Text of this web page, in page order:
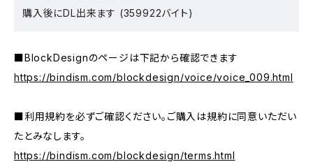
購入後にDL出来ます (359922バイト)
■BlockDesignのページは下記から確認できます
https://bindism.com/blockdesign/voice/voice_009.html
■利用規約を必ずご確認ください。ご購入は規約に同意いただい
たとみなします。
https://bindism.com/blockdesign/terms.html